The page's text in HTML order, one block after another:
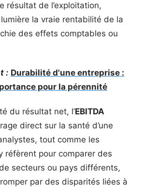
résultat de l’exploitation,
lumière la vraie rentabilité de la
des effets comptables ou
: Durabilité d'une entreprise :
pour la pérennité
du résultat net, l’EBITDA
direct sur la santé d’une
tout comme les
réfèrent pour comparer des
secteurs ou pays différents,
par des disparités liées à